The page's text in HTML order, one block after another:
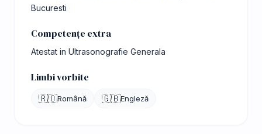
Bucuresti
Competențe extra
Atestat in Ultrasonografie Generala
Limbi vorbite
🇷🇴Română 🇬🇧Engleză